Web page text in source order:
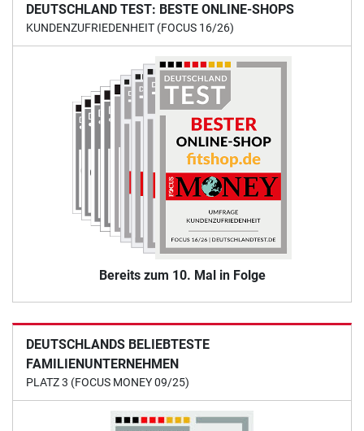
DEUTSCHLAND TEST: BESTE ONLINE-SHOPS
KUNDENZUFRIEDENHEIT (FOCUS 16/26)
Bereits zum 10. Mal in Folge
DEUTSCHLANDS BELIEBTESTE
FAMILIENUNTERNEHMEN
PLATZ 3 (FOCUS MONEY 09/25)